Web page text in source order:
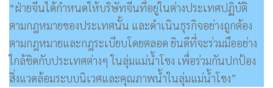
“ฝ่ายจีนได้กำหนดให้บริษัทจีนที่อยู่ในต่างประเทศปฏิบัติ
ตามกฎหมายของประเทศนั้น และดำเนินธุรกิจอย่างถูกต้อง
ตามกฎหมายและกฎระเบียบโดยตลอด ยินดีที่จะร่วมมืออย่าง
ใกล้ชิดกับประเทศต่างๆ ในลุ่มแม่น้ำโขง เพื่อร่วมกันปกป้อง
สิ่งแวดล้อมระบบนิเวศและคุณภาพน้ำในลุ่มแม่น้ำโขง”